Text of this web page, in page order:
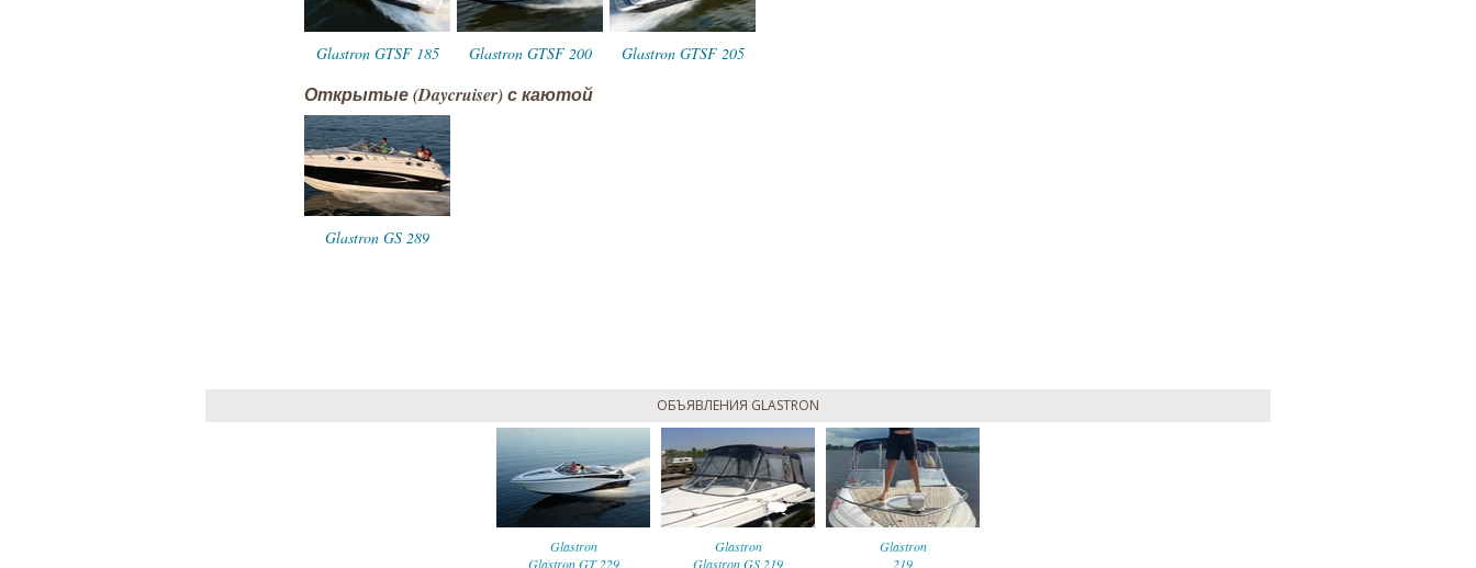
Glastron GTSF 185 Glastron GTSF 200 Glastron GTSF 205
Открытые (Daycruiser) с каютой
Glastron GS 289
ОБЪЯВЛЕНИЯ GLASTRON
Glastron
Glastron GT 229
Glastron
Glastron GS 219
Glastron
219